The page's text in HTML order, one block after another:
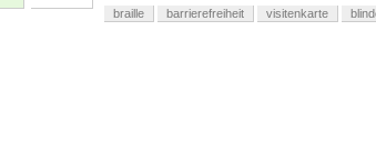
braille barrierefreiheit visitenkarte